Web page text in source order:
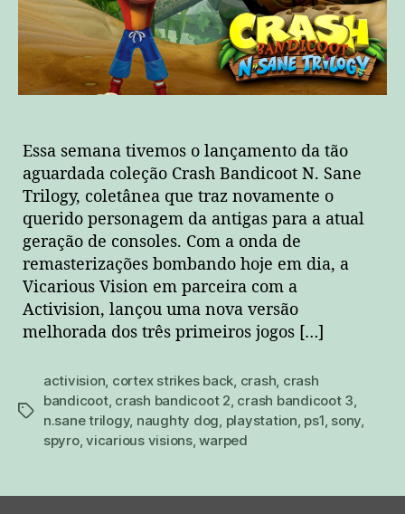
remasterizada
que
você
respeita!
Essa semana tivemos o lançamento da tão
aguardada coleção Crash Bandicoot N. Sane
Trilogy, coletânea que traz novamente o
querido personagem da antigas para a atual
geração de consoles. Com a onda de
remasterizações bombando hoje em dia, a
Vicarious Vision em parceira com a
Activision, lançou uma nova versão
melhorada dos três primeiros jogos […]
tags
activision cortex strikes back crash crash
bandicoot, crash bandicoot 2 crash bandicoot 3
n.sane trilogy, naughty dog playstation ps1 sony
spyro,vicarious visions,warped